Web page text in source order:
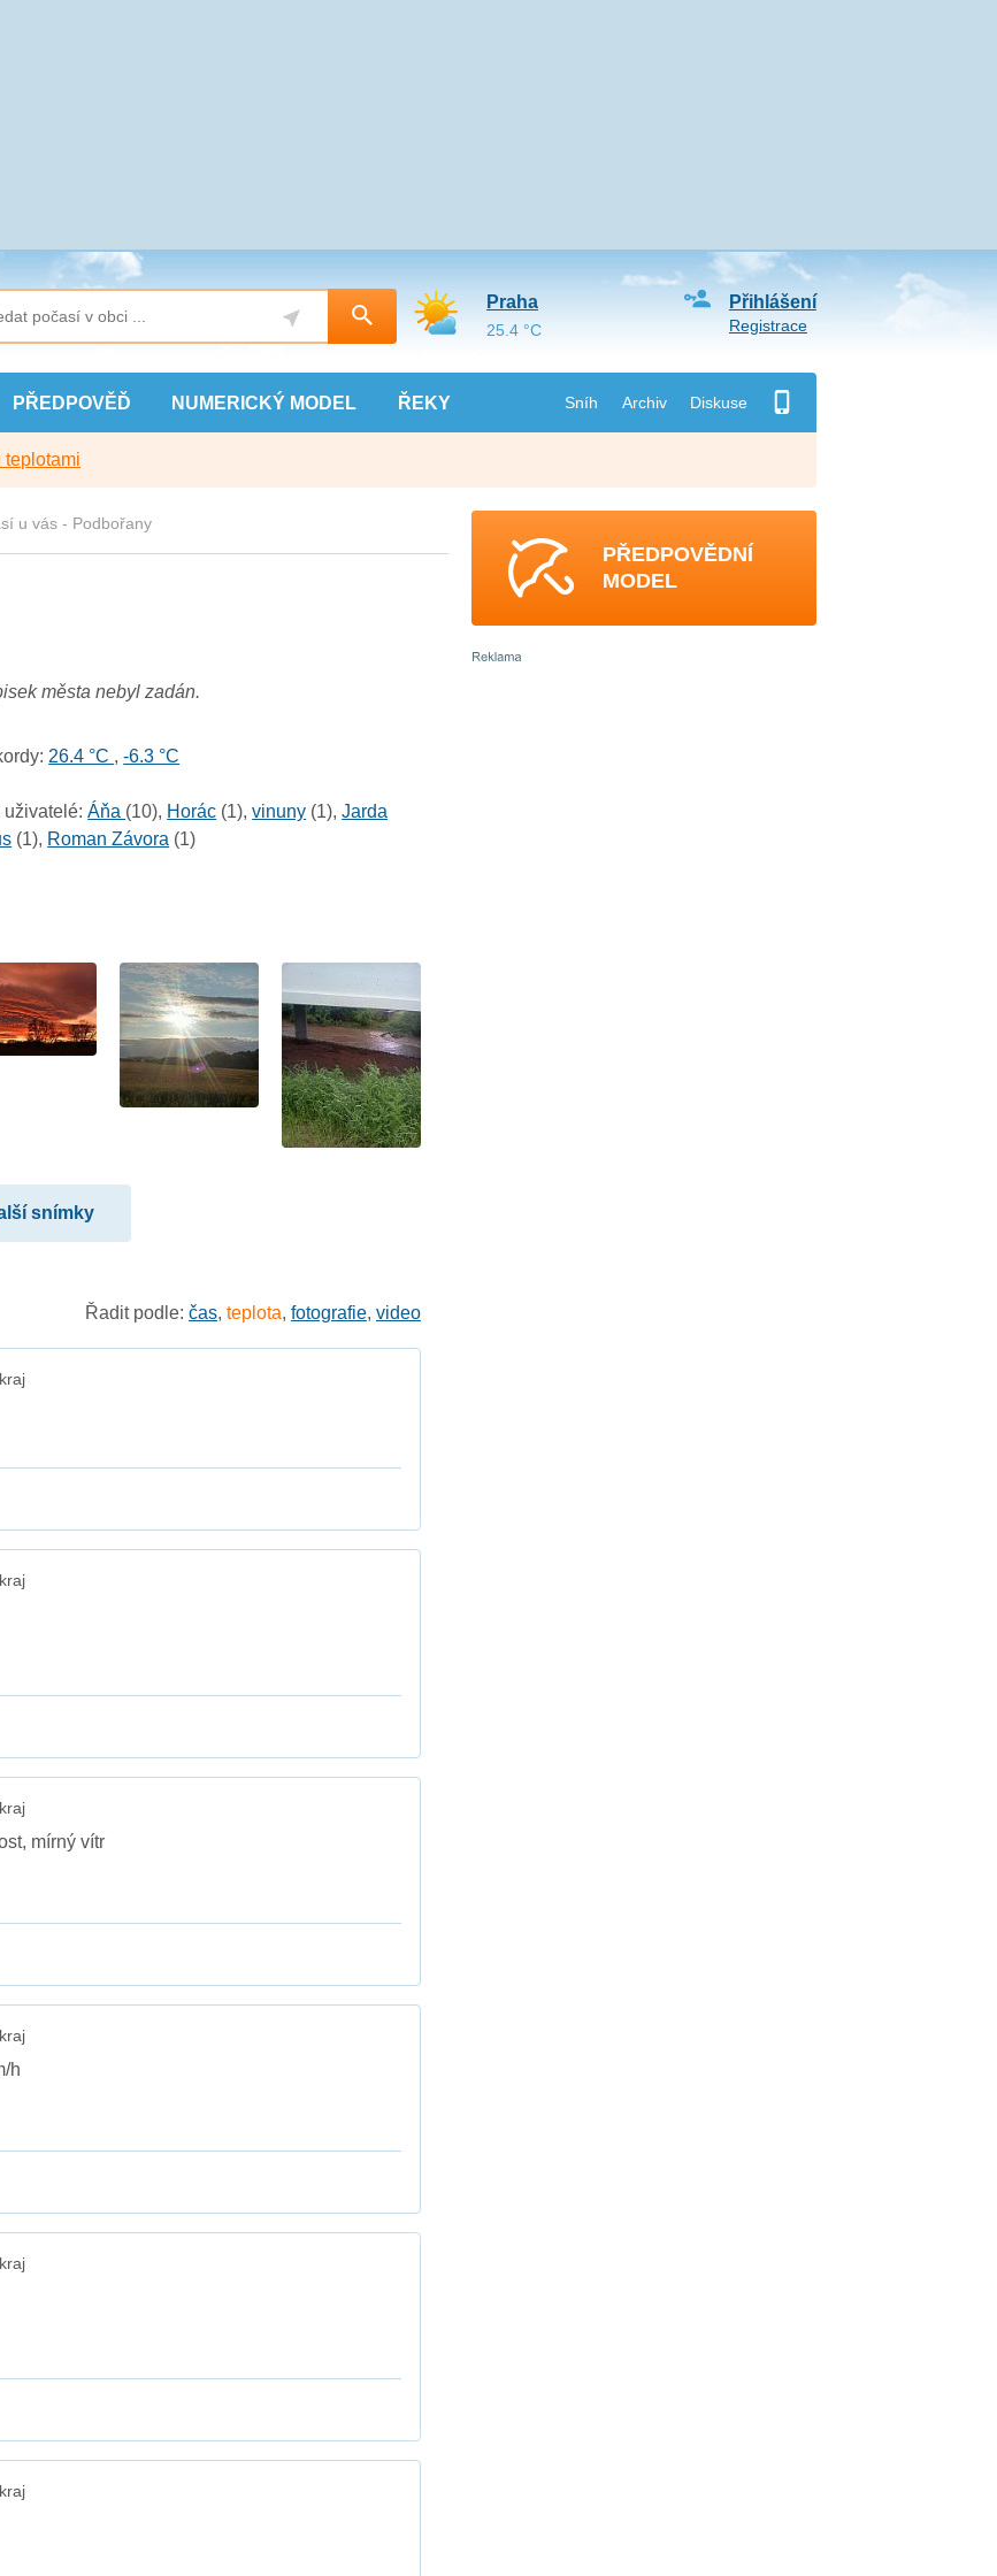
PŘEDPOVĚĎ NUMERICKÝ MODEL ŘEKY Sníh Archiv Diskuse
Přihlášení
Registrace
Praha
25.4 °C
teplotami
u vás - Podbořany
města nebyl zadán.
26.4 °C ,-6.3 °C
uživatelé: Áňa (10), Horác (1),vinuny (1),Jarda
(1), Roman Závora (1)
snímky
Řadit podle: čas, teplota, fotografie, video
mírný vítr
h
PŘEDPOVĚDNÍ
MODEL